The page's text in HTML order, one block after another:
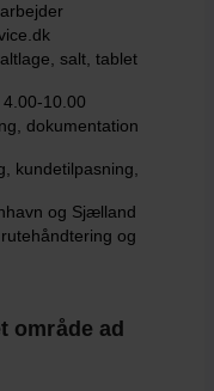
salt, tablet
10.00
dokumentation
kundetilpasning,
og Sjælland
og
område ad